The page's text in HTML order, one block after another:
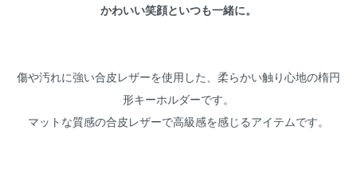
かわいい笑顔といつも一緒に。
傷や汚れに強い合皮レザーを使用した、柔らかい触り心地の楕円
形キーホルダーです。
マットな質感の合皮レザーで高級感を感じるアイテムです。